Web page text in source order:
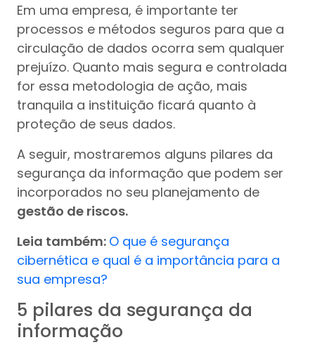
Em uma empresa, é importante ter
processos e métodos seguros para que a
circulação de dados ocorra sem qualquer
prejuízo. Quanto mais segura e controlada
for essa metodologia de ação, mais
tranquila a instituição ficará quanto à
proteção de seus dados.
A seguir, mostraremos alguns pilares da
segurança da informação que podem ser
incorporados no seu planejamento de
gestão de riscos.
Leia também: O que é segurança
cibernética e qual é a importância para a
sua empresa?
5 pilares da segurança da
informação